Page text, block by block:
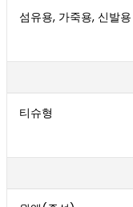
섬유용, 가죽용, 신발용
티슈형